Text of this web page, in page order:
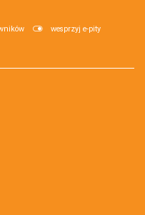
wesprzyj e-pity